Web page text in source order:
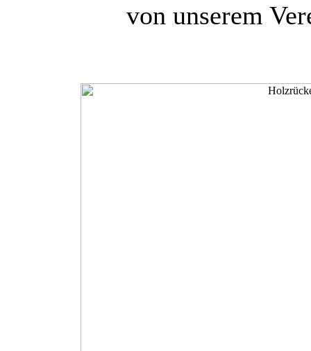
von unserem